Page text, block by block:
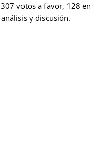
votos a favor, 128 en
y discusión.